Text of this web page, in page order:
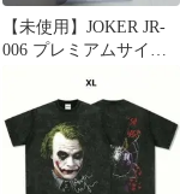
【未使用】JOKER JR-
006 プレミアムサイド